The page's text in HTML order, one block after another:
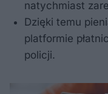
natychmiast
Dzięki temu
platformie
policji.